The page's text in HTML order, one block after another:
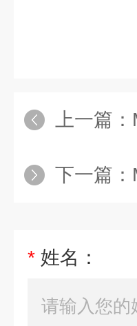
上一篇：
下一篇：
* 姓名：